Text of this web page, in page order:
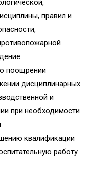
правил и
поощрении
дисциплинарных
и
при необходимости
квалификации
работу